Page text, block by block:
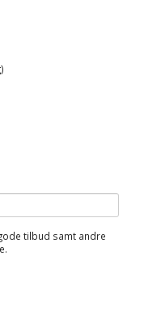
tilbud samt andre